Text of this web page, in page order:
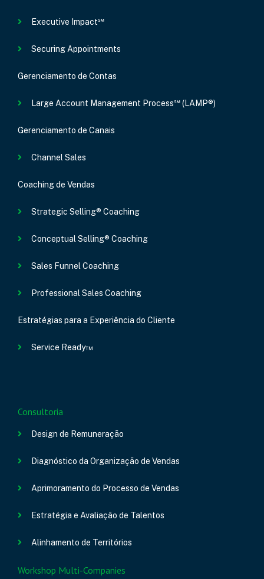
Executive Impact℠
Securing Appointments
Gerenciamento de Contas
Large Account Management Process℠ (LAMP®)
Gerenciamento de Canais
Channel Sales
Coaching de Vendas
Strategic Selling® Coaching
Conceptual Selling® Coaching
Sales Funnel Coaching
Professional Sales Coaching
Estratégias para a Experiência do Cliente
Service Ready™
Consultoria
Design de Remuneração
Diagnóstico da Organização de Vendas
Aprimoramento do Processo de Vendas
Estratégia e Avaliação de Talentos
Alinhamento de Territórios
Workshop Multi-Companies